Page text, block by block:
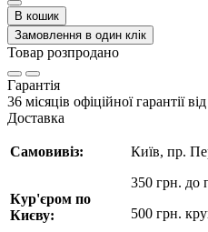
В кошик
Замовлення в один клік
Товар розпродано
Гарантія
36 місяців офіційної гарантії
Доставка
Самовивіз:
Кур'єром по
Києву:
Київ, пр.
350 грн. до
500 грн.